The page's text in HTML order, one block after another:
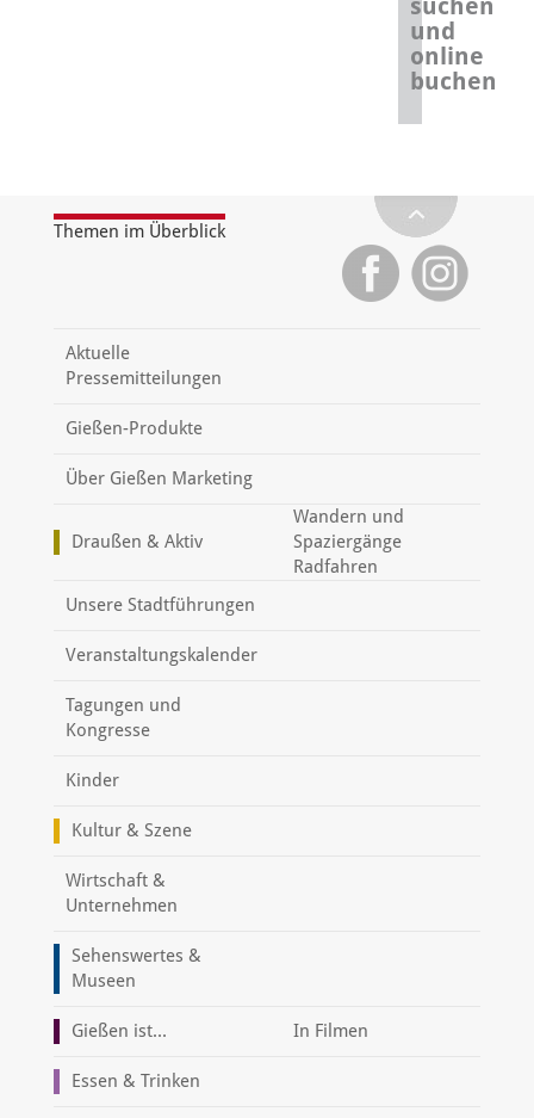
und
online
buchen
Themen im Überblick
Aktuelle
Pressemitteilungen
Gießen-Produkte
Über Gießen Marketing
Draußen & Aktiv
Wandern und
Spaziergänge
Radfahren
Unsere Stadtführungen
Veranstaltungskalender
Tagungen und
Kongresse
Kinder
Kultur & Szene
Wirtschaft &
Unternehmen
Sehenswertes &
Museen
Gießen ist... In Filmen
Essen & Trinken